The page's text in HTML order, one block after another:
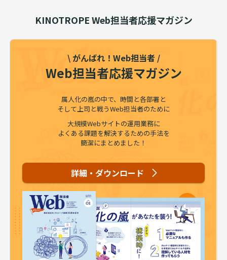
KINOTROPE Web担当者応援マガジン
\ がんばれ！Web担当者 /
Web担当者応援マガジン
属人化の嵐の中で、時間と各部署と
そして上司と戦うWeb担当者のために
大規模Webサイトの運用業務に
よくある課題を解決するための手法を
簡潔にまとめました！
詳細・ダウンロード